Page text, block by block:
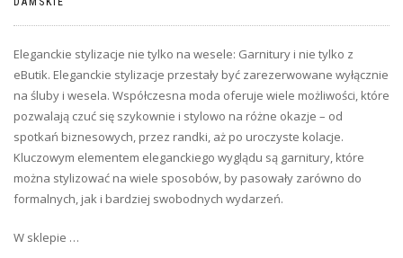
Eleganckie stylizacje nie tylko na wesele: Garnitury i nie tylko z
eButik. Eleganckie stylizacje przestały być zarezerwowane wyłącznie
na śluby i wesela. Współczesna moda oferuje wiele możliwości, które
pozwalają czuć się szykownie i stylowo na różne okazje – od
spotkań biznesowych, przez randki, aż po uroczyste kolacje.
Kluczowym elementem eleganckiego wyglądu są garnitury, które
można stylizować na wiele sposobów, by pasowały zarówno do
formalnych, jak i bardziej swobodnych wydarzeń.
W sklepie …